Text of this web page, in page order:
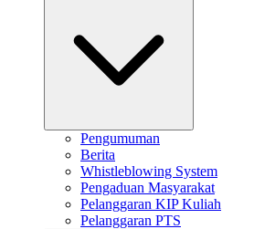
Pengumuman
Berita
Whistleblowing System
Pengaduan Masyarakat
Pelanggaran KIP Kuliah
Pelanggaran PTS